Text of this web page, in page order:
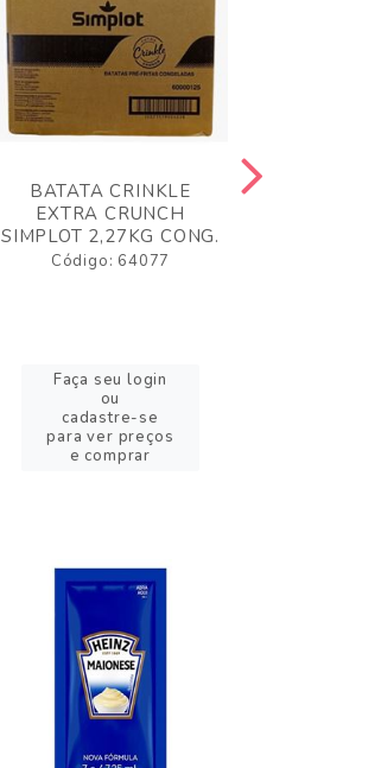
BATATA CRINKLE
EXTRA CRUNCH
SIMPLOT 2,27KG CONG.
Código: 64077
Faça seu login
ou
cadastre-se
para ver preços
e comprar